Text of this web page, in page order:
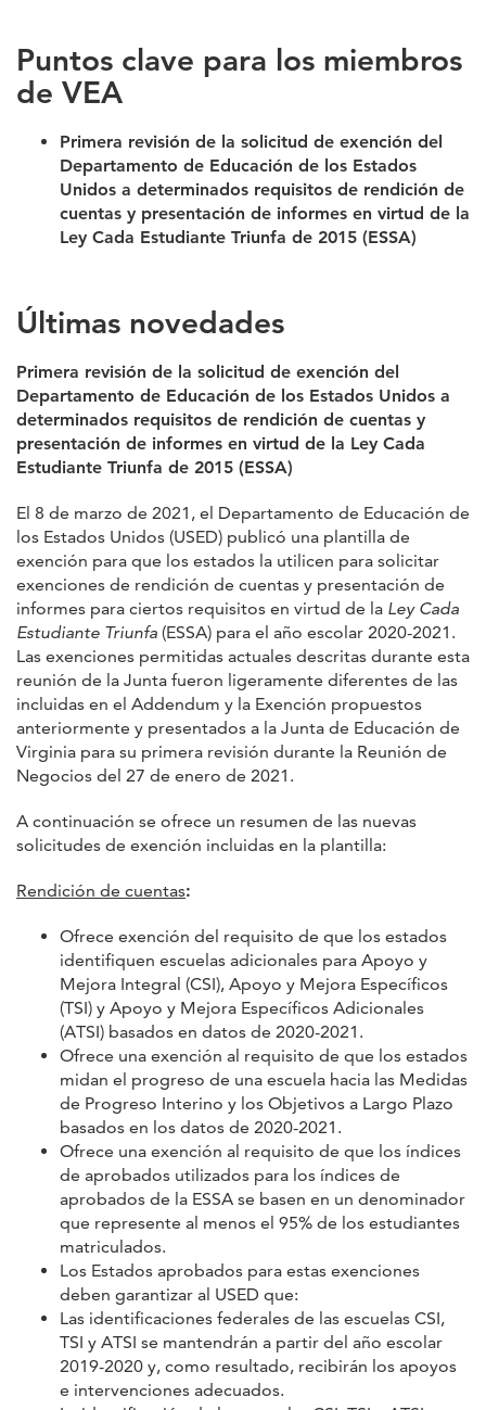
Puntos clave para los miembros
de VEA
Primera revisión de la solicitud de exención del
Departamento de Educación de los Estados
Unidos a determinados requisitos de rendición de
cuentas y presentación de informes en virtud de la
Ley Cada Estudiante Triunfa de 2015 (ESSA)
Últimas novedades
Primera revisión de la solicitud de exención del
Departamento de Educación de los Estados Unidos a
determinados requisitos de rendición de cuentas y
presentación de informes en virtud de la Ley Cada
Estudiante Triunfa de 2015 (ESSA)
El 8 de marzo de 2021, el Departamento de Educación de
los Estados Unidos (USED) publicó una plantilla de
exención para que los estados la utilicen para solicitar
exenciones de rendición de cuentas y presentación de
informes para ciertos requisitos en virtud de la Ley Cada
Estudiante Triunfa (ESSA) para el año escolar 2020-2021.
Las exenciones permitidas actuales descritas durante esta
reunión de la Junta fueron ligeramente diferentes de las
incluidas en el Addendum y la Exención propuestos
anteriormente y presentados a la Junta de Educación de
Virginia para su primera revisión durante la Reunión de
Negocios del 27 de enero de 2021.
A continuación se ofrece un resumen de las nuevas
solicitudes de exención incluidas en la plantilla:
Rendición de cuentas:
Ofrece exención del requisito de que los estados
identifiquen escuelas adicionales para Apoyo y
Mejora Integral (CSI), Apoyo y Mejora Específicos
(TSI) y Apoyo y Mejora Específicos Adicionales
(ATSI) basados en datos de 2020-2021.
Ofrece una exención al requisito de que los estados
midan el progreso de una escuela hacia las Medidas
de Progreso Interino y los Objetivos a Largo Plazo
basados en los datos de 2020-2021.
Ofrece una exención al requisito de que los índices
de aprobados utilizados para los índices de
aprobados de la ESSA se basen en un denominador
que represente al menos el 95% de los estudiantes
matriculados.
Los Estados aprobados para estas exenciones
deben garantizar al USED que:
Las identificaciones federales de las escuelas CSI,
TSI y ATSI se mantendrán a partir del año escolar
2019-2020 y, como resultado, recibirán los apoyos
e intervenciones adecuados.